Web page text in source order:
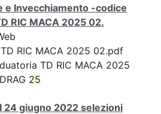
e Invecchiamento -codice
RIC MACA 2025 02.
RIC MACA 2025 02.pdf
TD RIC MACA 2025
25
24 giugno 2022 selezioni